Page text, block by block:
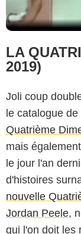
LA
2019)
Joli coup
le catalogue
Quatrième
mais
le jour l'an
d'histoires
nouvelle
Jordan Peele,
qui l'on doit les